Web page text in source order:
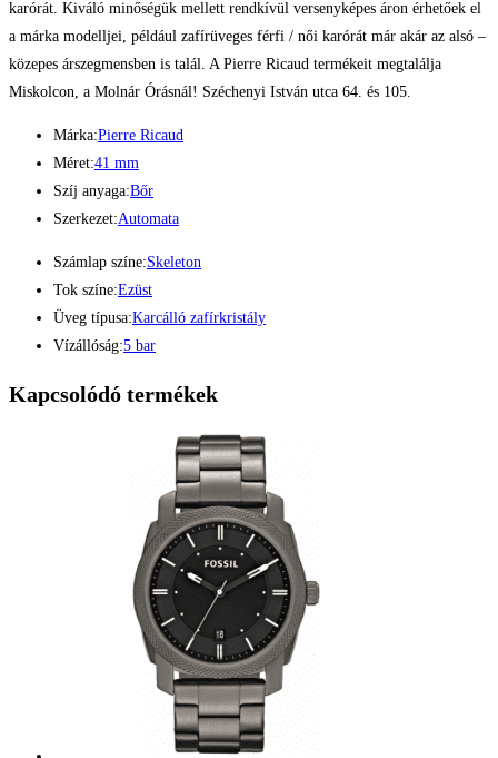
karórát. Kiváló minőségük mellett rendkívül versenyképes áron érhetőek el
a márka modelljei, például zafírüveges férfi / női karórát már akár az alsó –
közepes árszegmensben is talál. A Pierre Ricaud termékeit megtalálja
Miskolcon, a Molnár Órásnál! Széchenyi István utca 64. és 105.
Márka:Pierre Ricaud
Méret:41 mm
Szíj anyaga:Bőr
Szerkezet:Automata
Számlap színe:Skeleton
Tok színe:Ezüst
Üveg típusa:Karcálló zafírkristály
Vízállóság:5 bar
Kapcsolódó termékek